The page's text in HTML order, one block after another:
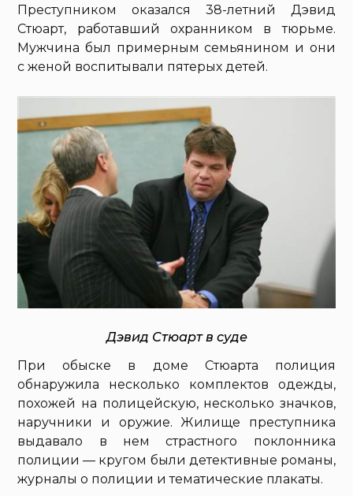
Преступником оказался 38-летний Дэвид
Стюарт, работавший охранником в тюрьме.
Мужчина был примерным семьянином и они
с женой воспитывали пятерых детей.
Дэвид Стюарт в суде
При обыске в доме Стюарта полиция
обнаружила несколько комплектов одежды,
похожей на полицейскую, несколько значков,
наручники и оружие. Жилище преступника
выдавало в нем страстного поклонника
полиции — кругом были детективные романы,
журналы о полиции и тематические плакаты.